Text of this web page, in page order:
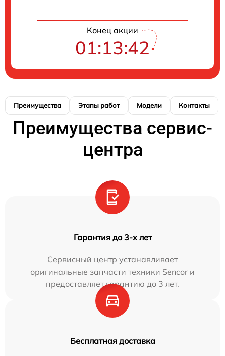
Конец акции
01:13:41
Преимущества Этапы работ Модели Контакты
Преимущества сервис-
центра
Гарантия до 3-х лет
Сервисный центр устанавливает
оригинальные запчасти техники Sencor и
предоставляет гарантию до 3 лет.
Бесплатная доставка